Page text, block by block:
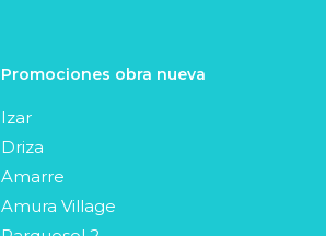
Promociones obra nueva
Izar
Driza
Amarre
Amura Village